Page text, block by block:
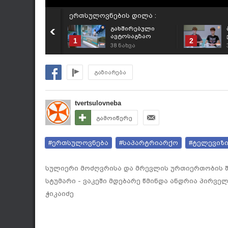
ერთსულოვნების დილა :
1
გახშირებული
ავტოსაგზაო
შემთხვევებისა და
შესახებ
38 ნახვა
2
გაზიარება
tvertsulovneba
გამოიწერე
#ერთსულოვნება #საპარტრიარქო
სულიერი მოძღვრისა და მრევლის ურთიერთობის
სტუმარი - ვაკეში მდებარე წმინდა ანდრია
ჭიკაიძე